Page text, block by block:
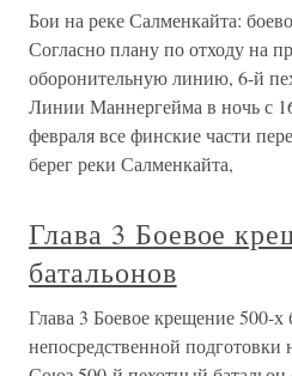
Бои на реке Салменкайта:
Согласно плану по отходу на
оборонительную линию, 6-й
Линии Маннергейма в ночь с
февраля все финские части
берег реки Салменкайта,
Глава 3 Боевое
батальонов
Глава 3 Боевое крещение 500-х
непосредственной подготовки